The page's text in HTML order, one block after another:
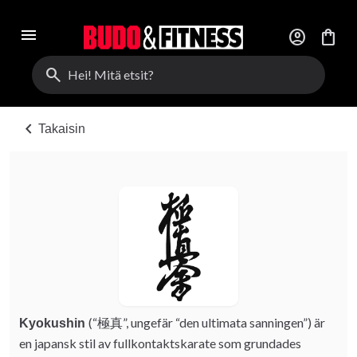
menu account_circle
shopping_bag
search
chevron_left Takaisin
Kyokushin (“極真”, ungefär “den ultimata sanningen”) är
en japansk stil av fullkontaktskarate som grundades